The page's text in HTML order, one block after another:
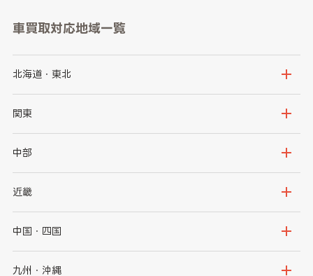
車買取対応地域一覧
北海道・東北
北海道
岩手県
秋田県
関東
茨城県
群馬県
千葉県
中部
新潟県
石川県
山梨県
近畿
大阪府
京都府
中国・四国
鳥取県
九州・沖縄